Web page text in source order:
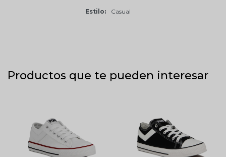
Estilo Casual
Productos que te pueden interesar